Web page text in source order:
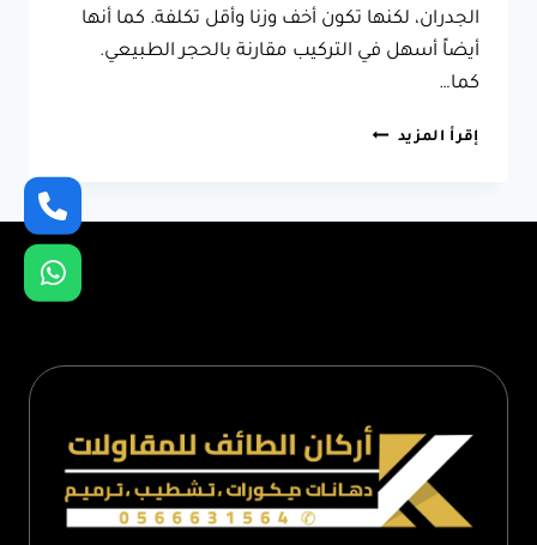
الجدران، لكنها تكون أخف وزنا وأقل تكلفة. كما أنها
أيضاً أسهل في التركيب مقارنة بالحجر الطبيعي.
كما…
إقرأ المزيد ديكور